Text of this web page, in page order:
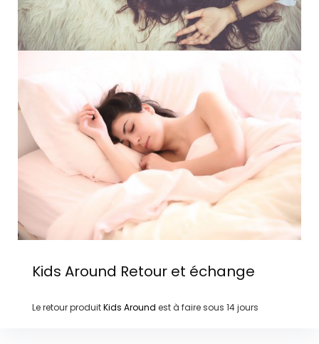
Kids Around Retour et échange
Le retour produitKids Around est à faire sous 14 jours